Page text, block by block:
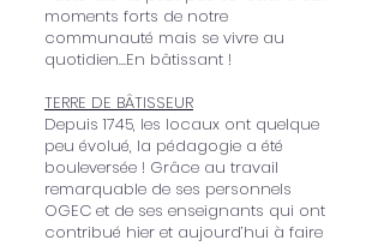
moments forts de notre
communauté mais se vivre au
quotidien…En bâtissant !
TERRE DE BÂTISSEUR
Depuis 1745, les locaux ont quelque
peu évolué, la pédagogie a été
bouleversée ! Grâce au travail
remarquable de ses personnels
OGEC et de ses enseignants qui ont
contribué hier et aujourd’hui à faire